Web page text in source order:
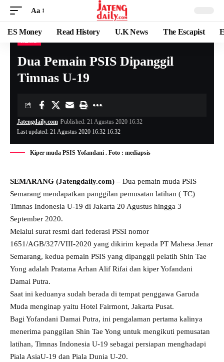
Aa
ES Money Read History U.K News The Escapist
Dua Pemain PSIS Dipanggil
Timnas U-19
Last updated: 21 Agustus 2020 16:32 16:32
Jatengdaily.com Published: 21 Agustus 2020 16:32
Kiper muda PSIS Yofandani . Foto : mediapsis
SEMARANG (Jatengdaily.com) – Dua pemain muda PSIS
Semarang mendapatkan panggilan pemusatan latihan ( TC)
Timnas Indonesia U-19 di Jakarta 20 Agustus hingga 3
September 2020.
Melalui surat resmi dari federasi PSSI nomor
1651/AGB/327/VIII-2020 yang dikirim kepada PT Mahesa Jenar
Semarang, kedua pemain PSIS yang dipanggil pelatih Shin Tae
Yong adalah Pratama Arhan Alif Rifai dan kiper Yofandani
Damai Putra.
Saat ini keduanya sudah berada di tempat penggawa Garuda
Muda menginap yaitu Hotel Fairmont, Jakarta Pusat.
Bagi Yofandani Damai Putra, ini pengalaman pertama kalinya
menerima panggilan Shin Tae Yong untuk mengikuti pemusatan
latihan, Timnas Indonesia U-19 sebagai persiapan menghadapi
Piala AsiaU-19 dan Piala Dunia U-20.